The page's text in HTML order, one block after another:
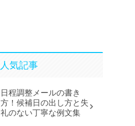
人気記事
日程調整メールの書き
方！候補日の出し方と失
礼のない丁寧な例文集